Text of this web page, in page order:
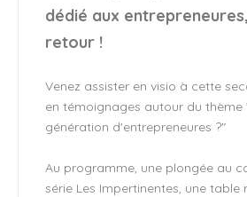
dédié aux
retour !
Venez assister en visio à cette
en témoignages autour du thème
génération d'entrepreneures ?"
Au programme, une plongée au
série Les Impertinentes, une table